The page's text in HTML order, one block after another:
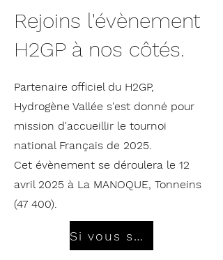
Rejoins l'évènement
H2GP à nos côtés.
Partenaire officiel du H2GP,
Hydrogène Vallée s'est donné pour
mission d'accueillir le tournoi
national Français de 2025.
Cet évènement se déroulera le 12
avril 2025 à La MANOQUE, Tonneins
(47 400).
Si vous souhaitez en savoir plus cliquez ici